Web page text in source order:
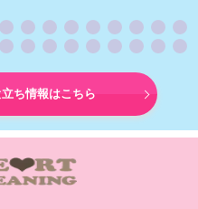
ち情報はこちら